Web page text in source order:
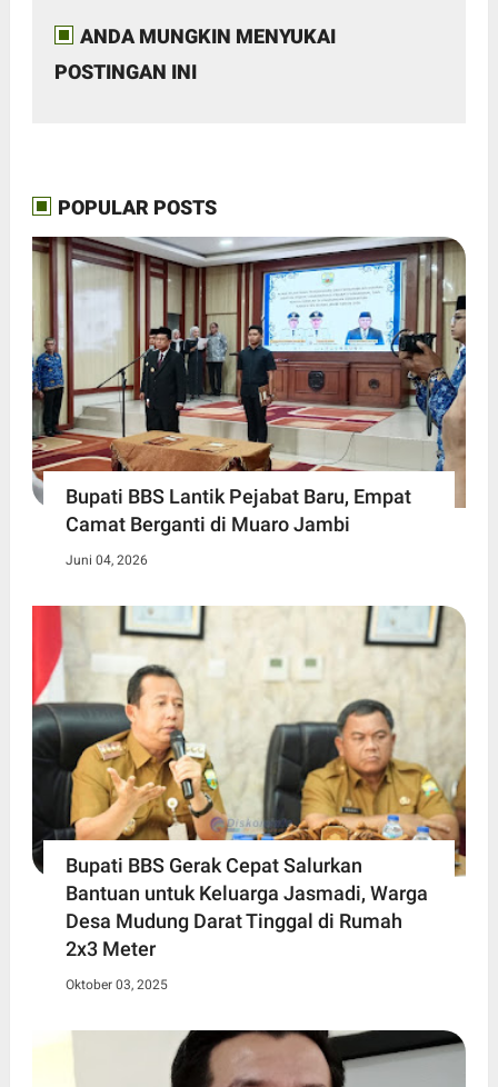
ANDA MUNGKIN MENYUKAI
POSTINGAN INI
POPULAR POSTS
Bupati BBS Lantik Pejabat Baru, Empat
Camat Berganti di Muaro Jambi
Juni 04, 2026
Bupati BBS Gerak Cepat Salurkan
Bantuan untuk Keluarga Jasmadi, Warga
Desa Mudung Darat Tinggal di Rumah
2x3 Meter
Oktober 03, 2025